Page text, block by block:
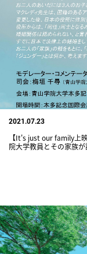
2021.07.23
【It's just our family上
院大学教員とその家族